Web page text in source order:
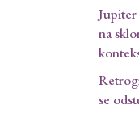
na
se